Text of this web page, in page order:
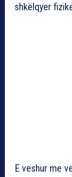
shkëlqyer
E veshur me